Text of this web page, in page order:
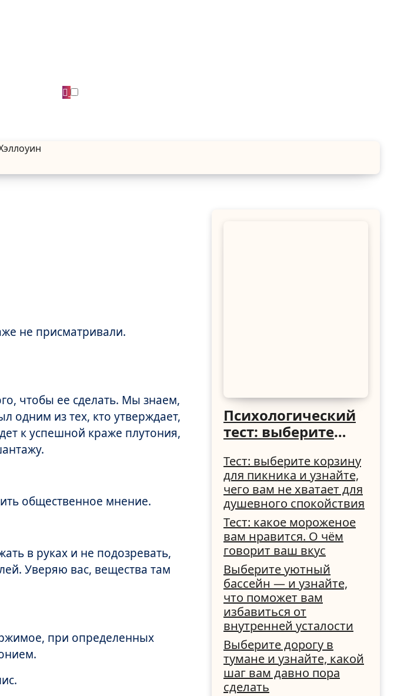
не присматривали.
чтобы ее сделать. Мы знаем,
одним из тех, кто утверждает,
к успешной краже плутония,
общественное мнение.
в руках и не подозревать,
Уверяю вас, вещества там
при определенных
Психологический
тест: выберите
как вы
справляетесь с
трудностями
Тест: выберите корзину
для пикника и узнайте,
чего вам не хватает для
душевного спокойствия
Тест: какое мороженое
вам нравится. О чём
говорит ваш вкус
Выберите уютный
бассейн — и узнайте,
что поможет вам
избавиться от
внутренней усталости
Выберите дорогу в
тумане и узнайте, какой
шаг вам давно пора
сделать